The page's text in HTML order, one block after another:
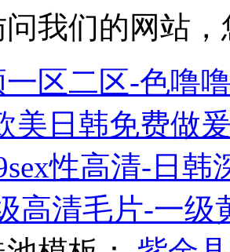
我们的网站
区二区-色噜
美日韩免费做
性高清-日韩
高清毛片-一级